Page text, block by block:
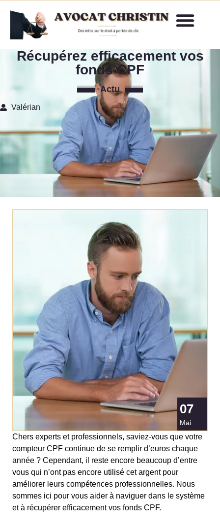
Récupérez efficacement vos
fonds CPF
Actu
Valérian
07
Mai
Chers experts et professionnels, saviez-vous que votre
compteur CPF continue de se remplir d’euros chaque
année ? Cependant, il reste encore beaucoup d’entre
vous qui n’ont pas encore utilisé cet argent pour
améliorer leurs compétences professionnelles. Nous
sommes ici pour vous aider à naviguer dans le système
et à récupérer efficacement vos fonds CPF.